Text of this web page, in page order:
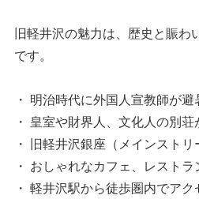
旧軽井沢の魅力は、歴史と賑わ
です。
・ 明治時代に外国人宣教師が
・ 皇室や財界人、文化人の別荘
・ 旧軽井沢銀座（メインスト
・ おしゃれなカフェ、レスト
・ 軽井沢駅から徒歩圏内でアク